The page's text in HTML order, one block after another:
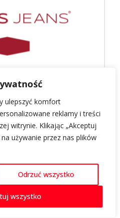
ulepszyć komfort
reklamy i treści
witrynie. Klikając „Akceptuj
używanie przez nas plików
Odrzuć wszystko
wszystko
JENAS